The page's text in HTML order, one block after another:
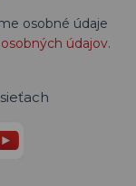
osobné údaje
údajov.